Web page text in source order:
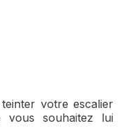
votre escalier
vous souhaitez lui